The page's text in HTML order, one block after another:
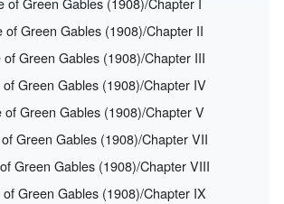
of Green Gables (1908)/Chapter II
of Green Gables (1908)/Chapter III
Green Gables (1908)/Chapter IV
of Green Gables (1908)/Chapter V
Green Gables (1908)/Chapter VII
Green Gables (1908)/Chapter VIII
Green Gables (1908)/Chapter IX